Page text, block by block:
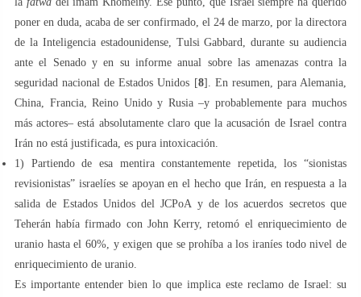
poner en duda, acaba de ser confirmado, el 24 de marzo, por la directora
de la Inteligencia estadounidense, Tulsi Gabbard, durante su audiencia
ante el Senado y en su informe anual sobre las amenazas contra la
seguridad nacional de Estados Unidos [8]. En resumen, para Alemania,
China, Francia, Reino Unido y Rusia –y probablemente para muchos
más actores– está absolutamente claro que la acusación de Israel contra
Irán no está justificada, es pura intoxicación.
1) Partiendo de esa mentira constantemente repetida, los “sionistas
revisionistas” israelíes se apoyan en el hecho que Irán, en respuesta a la
salida de Estados Unidos del JCPoA y de los acuerdos secretos que
Teherán había firmado con John Kerry, retomó el enriquecimiento de
uranio hasta el 60%, y exigen que se prohíba a los iraníes todo nivel de
enriquecimiento de uranio.
Es importante entender bien lo que implica este reclamo de Israel: su